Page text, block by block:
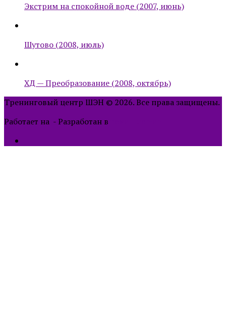
Экстрим на спокойной воде (2007, июнь)
Шутово (2008, июль)
ХД — Преобразование (2008, октябрь)
Тренинговый центр ШЭН © 2026. Все права защищены.
Работает на - Разработан в